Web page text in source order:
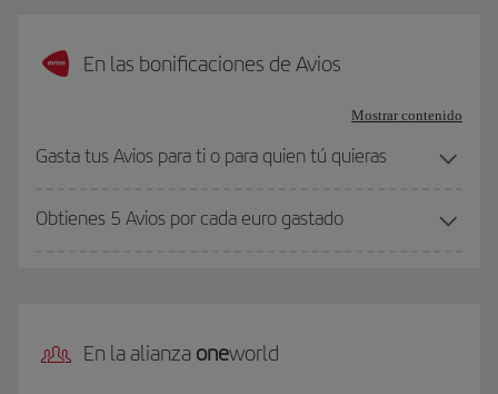
En las bonificaciones de Avios
Mostrar contenido
Gasta tus Avios para ti o para quien tú quieras
Obtienes 5 Avios por cada euro gastado
En la alianza oneworld